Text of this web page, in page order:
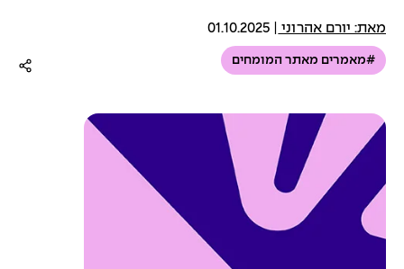
ו
מאת: יורם אהרוני 01.10.2025
#מאמרים מאתר המומחים